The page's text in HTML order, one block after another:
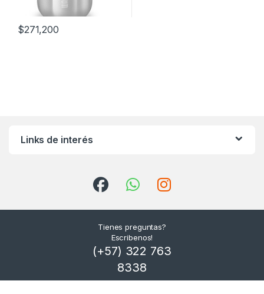
$271,200
Links de interés
Tienes preguntas?
Escribenos!
(+57) 322 763
8338